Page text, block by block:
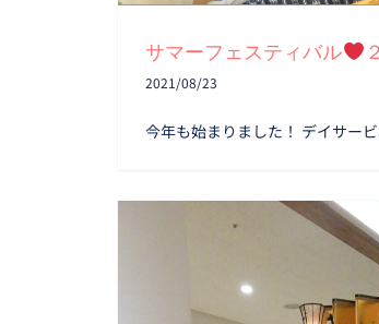
サマーフェスティバル
2021/08/23
今年も始まりました！ デイサー